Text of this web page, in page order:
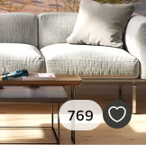
769